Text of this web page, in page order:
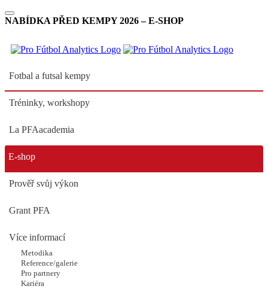
NABÍDKA PŘED KEMPY 2026 – E-SHOP
Fotbal a futsal kempy
Tréninky, workshopy
La PFAacademia
E-shop
Prověř svůj výkon
Grant PFA
Více informací
Metodika
Reference/galerie
Pro partnery
Kariéra
❗ LÉTO 29.7 - 2.8. 2024 PŘÍMĚSTSKÝ
oblast BRANDÝS n.LABEM - Španělský
fotbalový kemp
Zbývá jen
míst
POTVRZENO SE ŠPANĚLY -